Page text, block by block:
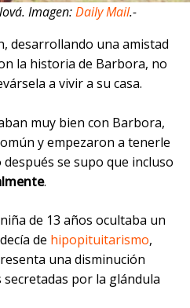
Imagen:Daily Mail.-
desarrollando una amistad
la historia de Barbora, no
a vivir a su casa.
muy bien con Barbora,
y empezaron a tenerle
se supo que incluso
.
de 13 años ocultaba un
de hipopituitarismo,
una disminución
por la glándula